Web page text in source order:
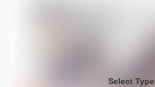
Select Type